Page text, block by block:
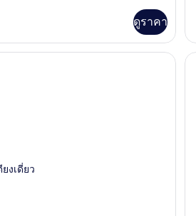
ดูราคา
เกี่
กับ
ห้องทริปเปิล | มินิบาร์, ตู้นิรภัยในห้องพัก
ยงเดี่ยว